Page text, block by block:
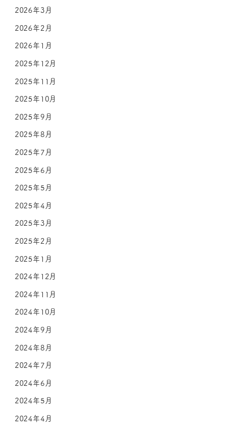
2026年3月
2026年2月
2026年1月
2025年12月
2025年11月
2025年10月
2025年9月
2025年8月
2025年7月
2025年6月
2025年5月
2025年4月
2025年3月
2025年2月
2025年1月
2024年12月
2024年11月
2024年10月
2024年9月
2024年8月
2024年7月
2024年6月
2024年5月
2024年4月